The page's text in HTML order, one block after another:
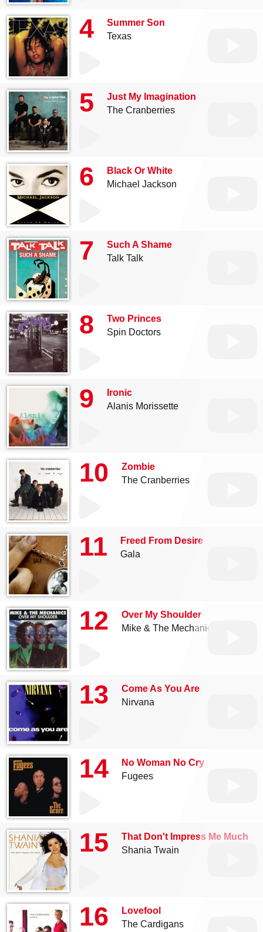
4
Summer Son
Texas
5
Just My Imagination
The Cranberries
6
Black Or White
Michael Jackson
7
Such A Shame
Talk Talk
8
Two Princes
Spin Doctors
9
Ironic
Alanis Morissette
10
Zombie
The Cranberries
11
Freed From Desire
Gala
12
Over My Shoulder
Mike & The Mechanics
13
Come As You Are
Nirvana
14
No Woman No Cry
Fugees
15
That Don't Impress Me Much
Shania Twain
16
Lovefool
The Cardigans